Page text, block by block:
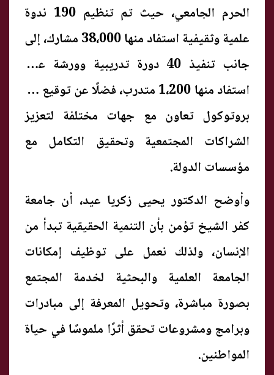
الحرم الجامعي، حيث تم تنظيم 190 ندوة
علمية وثقيفية استفاد منها 38،000 مشارك، إلى
جانب تنفيذ 40 دورة تدريبية وورشة عمل
استفاد منها 1،200 متدرب، فضلًا عن توقيع 19
بروتوكول تعاون مع جهات مختلفة لتعزيز
الشراكات المجتمعية وتحقيق التكامل مع
مؤسسات الدولة.
وأوضح الدكتور يحيى زكريا عيد، أن جامعة
كفر الشيخ تؤمن بأن التنمية الحقيقية تبدأ من
الإنسان، ولذلك نعمل على توظيف إمكانات
الجامعة العلمية والبحثية لخدمة المجتمع
بصورة مباشرة، وتحويل المعرفة إلى مبادرات
وبرامج ومشروعات تحقق أثرًا ملموسًا في حياة
المواطنين.